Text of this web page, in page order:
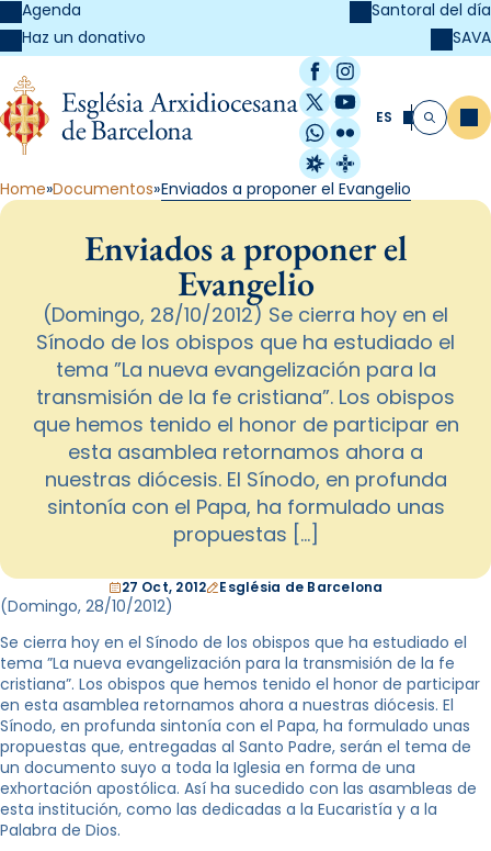
Agenda
Haz un donativo
Santoral del día
SAVA
Facebook
Instagram
X / Twitter
YouTube
WhatsApp
Flickr
Radio Estel
Catalunya
ES Buscar
Home Documentos Enviados a proponer el Evangelio
Enviados a proponer el
Evangelio
(Domingo, 28/10/2012) Se cierra hoy en el
Sínodo de los obispos que ha estudiado el
tema ”La nueva evangelización para la
transmisión de la fe cristiana”. Los obispos
que hemos tenido el honor de participar en
esta asamblea retornamos ahora a
nuestras diócesis. El Sínodo, en profunda
sintonía con el Papa, ha formulado unas
propuestas […]
27 Oct, 2012 Església de Barcelona
(Domingo, 28/10/2012)
Se cierra hoy en el Sínodo de los obispos que ha estudiado el
tema ”La nueva evangelización para la transmisión de la fe
cristiana”. Los obispos que hemos tenido el honor de participar
en esta asamblea retornamos ahora a nuestras diócesis. El
Sínodo, en profunda sintonía con el Papa, ha formulado unas
propuestas que, entregadas al Santo Padre, serán el tema de
un documento suyo a toda la Iglesia en forma de una
exhortación apostólica. Así ha sucedido con las asambleas de
esta institución, como las dedicadas a la Eucaristía y a la
Palabra de Dios.